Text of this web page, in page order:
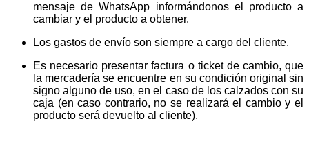
mensaje de WhatsApp informándonos el producto a
cambiar y el producto a obtener.
Los gastos de envío son siempre a cargo del cliente.
Es necesario presentar factura o ticket de cambio, que
la mercadería se encuentre en su condición original sin
signo alguno de uso, en el caso de los calzados con su
caja (en caso contrario, no se realizará el cambio y el
producto será devuelto al cliente).